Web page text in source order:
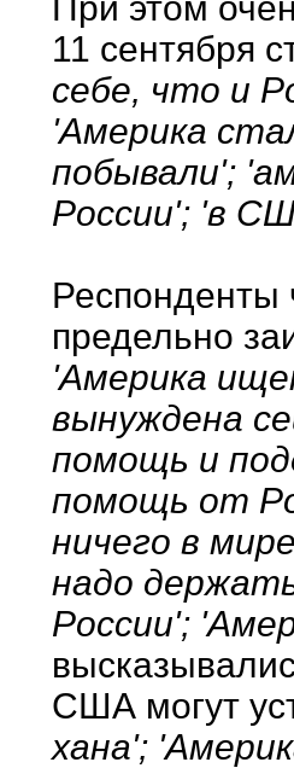
11 сентября
себе, что и
'Америка
побывали';
России'; 'в
Респонденты
предельно
'Америка
вынуждена
помощь и
помощь от
ничего в
надо
России';
США могут
хана';